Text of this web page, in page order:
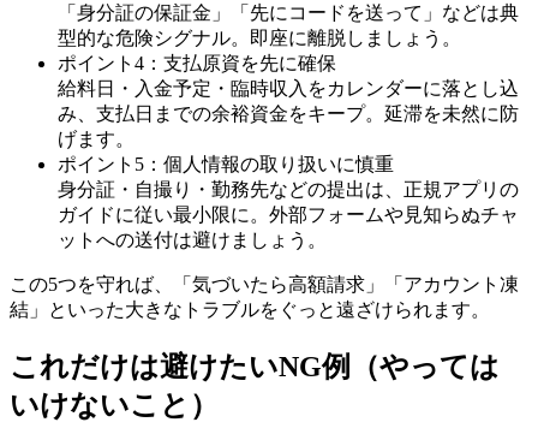
「身分証の保証金」「先にコードを送って」などは典
型的な危険シグナル。即座に離脱しましょう。
ポイント4：支払原資を先に確保
給料日・入金予定・臨時収入をカレンダーに落とし込
み、支払日までの余裕資金をキープ。延滞を未然に防
げます。
ポイント5：個人情報の取り扱いに慎重
身分証・自撮り・勤務先などの提出は、正規アプリの
ガイドに従い最小限に。外部フォームや見知らぬチャ
ットへの送付は避けましょう。
この5つを守れば、「気づいたら高額請求」「アカウント凍
結」といった大きなトラブルをぐっと遠ざけられます。
これだけは避けたいNG例（やっては
いけないこと）